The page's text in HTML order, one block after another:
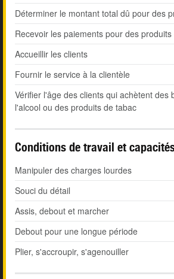
Déterminer le montant total dû pour des
Recevoir les paiements pour des
Accueillir les clients
Fournir le service à la clientèle
Vérifier l'âge des clients qui achètent des
l'alcool ou des produits de tabac
Conditions de travail et
Manipuler des charges lourdes
Souci du détail
Assis, debout et marcher
Debout pour une longue période
Plier, s'accroupir, s'agenouiller